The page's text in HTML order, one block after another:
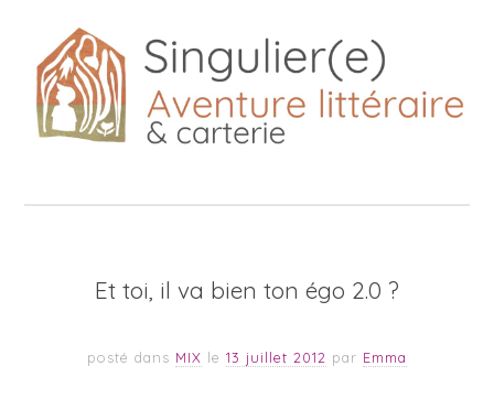
Et toi, il va bien ton égo 2.0 ?
posté dans MIX le 13 juillet 2012 par Emma